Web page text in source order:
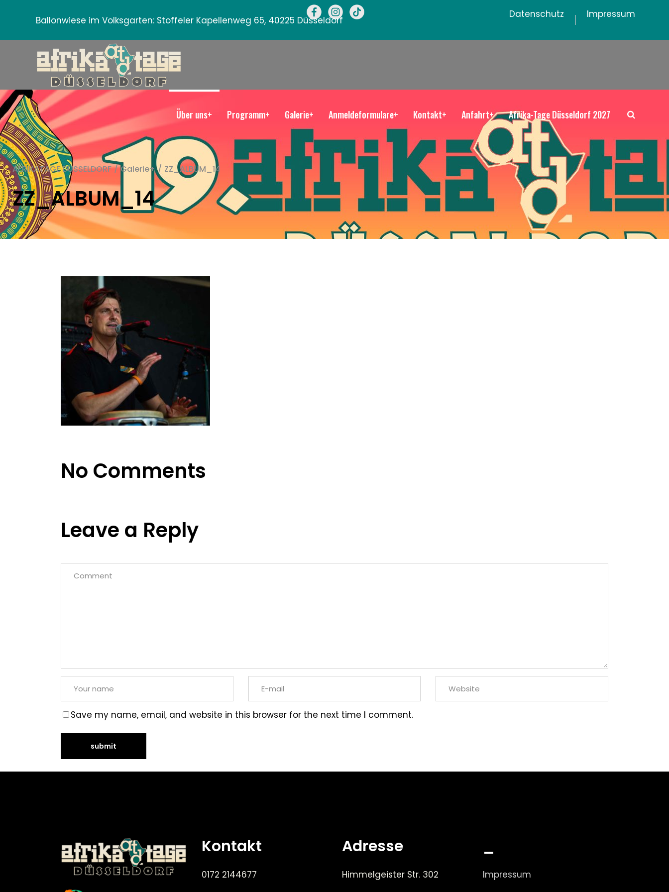
Ballonwiese im Volksgarten: Stoffeler Kapellenweg 65, 40225 Düsseldorf
Datenschutz Impressum
Über uns+ Programm+ Galerie+ Anmeldeformulare+ Kontakt+ Anfahrt+ Afrika-Tage Düsseldorf 2027
AFRIKATAGE DÜSSELDORF / Galerie+ / ZZ_ALBUM_14
ZZ_ALBUM_14
No Comments
Leave a Reply
Save my name, email, and website in this browser for the next time I comment.
Kontakt
0172 2144677
Adresse
Himmelgeister Str. 302
_
Impressum